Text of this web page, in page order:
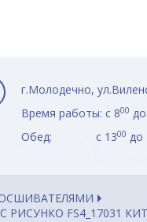
г.Молодечно,
Время работы: с 800
Обед: с 1300 до
FS4_17031